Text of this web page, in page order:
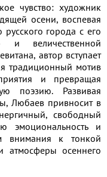
чувство: художник
осени, воспевая
города с его
и величественной
автор вступает
традиционный мотив
и превращая
поэзию. Развивая
Любаев привносит в
свободный
эмоциональность и
внимания к тонкой
атмосферы осеннего